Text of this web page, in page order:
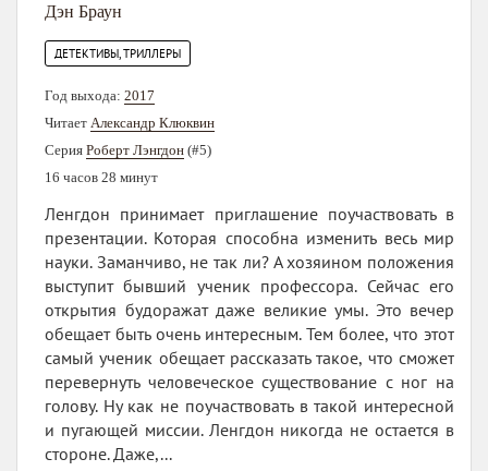
Дэн Браун
ДЕТЕКТИВЫ, ТРИЛЛЕРЫ
Год выхода: 2017
Читает Александр Клюквин
Серия Роберт Лэнгдон (#5)
16 часов 28 минут
Ленгдон принимает приглашение поучаствовать в
презентации. Которая способна изменить весь мир
науки. Заманчиво, не так ли? А хозяином положения
выступит бывший ученик профессора. Сейчас его
открытия будоражат даже великие умы. Это вечер
обещает быть очень интересным. Тем более, что этот
самый ученик обещает рассказать такое, что сможет
перевернуть человеческое существование с ног на
голову. Ну как не поучаствовать в такой интересной
и пугающей миссии. Ленгдон никогда не остается в
стороне. Даже,...